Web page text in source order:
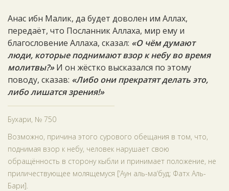
Анас ибн Малик, да будет доволен им Аллах,
передаёт, что Посланник Аллаха, мир ему и
благословение Аллаха, сказал: «О чём думают
люди, которые поднимают взор к небу во время
молитвы?»И он жёстко высказался по этому
поводу, сказав: «Либо они прекратят делать это,
либо лишатся зрения!»
Бухари, № 750
Возможно, причина этого сурового обещания в том, что,
поднимая взор к небу, человек нарушает свою
обращённость в сторону кыбли и принимает положение, не
приличествующее молящемуся [‘Аун аль-ма‘буд; Фатх Аль-
Бари].